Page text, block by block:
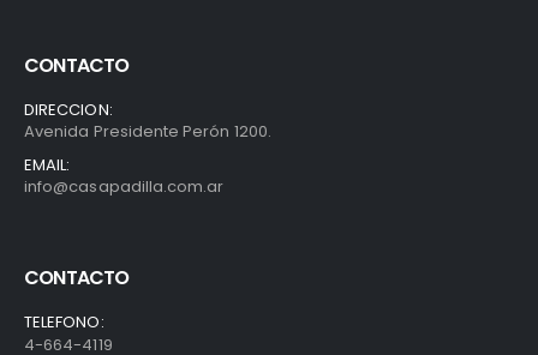
CONTACTO
DIRECCION:
Avenida Presidente Perón 1200.
EMAIL:
info@casapadilla.com.ar
CONTACTO
TELEFONO:
4-664-4119